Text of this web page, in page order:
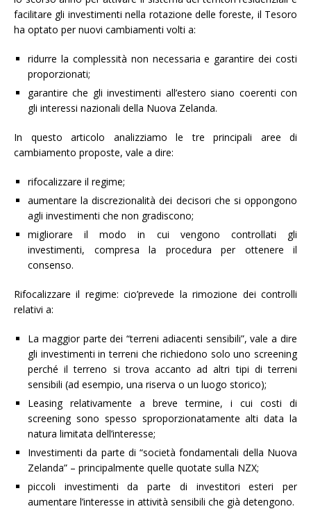
facilitare gli investimenti nella rotazione delle foreste, il Tesoro
ha optato per nuovi cambiamenti volti a:
ridurre la complessità non necessaria e garantire dei costi
proporzionati;
garantire che gli investimenti all’estero siano coerenti con
gli interessi nazionali della Nuova Zelanda.
In questo articolo analizziamo le tre principali aree di
cambiamento proposte, vale a dire:
rifocalizzare il regime;
aumentare la discrezionalità dei decisori che si oppongono
agli investimenti che non gradiscono;
migliorare il modo in cui vengono controllati gli
investimenti, compresa la procedura per ottenere il
consenso.
Rifocalizzare il regime: cio’prevede la rimozione dei controlli
relativi a:
La maggior parte dei “terreni adiacenti sensibili”, vale a dire
gli investimenti in terreni che richiedono solo uno screening
perché il terreno si trova accanto ad altri tipi di terreni
sensibili (ad esempio, una riserva o un luogo storico);
Leasing relativamente a breve termine, i cui costi di
screening sono spesso sproporzionatamente alti data la
natura limitata dell’interesse;
Investimenti da parte di “società fondamentali della Nuova
Zelanda” – principalmente quelle quotate sulla NZX;
piccoli investimenti da parte di investitori esteri per
aumentare l’interesse in attività sensibili che già detengono.